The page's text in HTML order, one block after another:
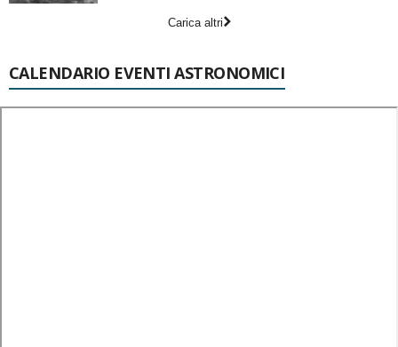
Carica altri
CALENDARIO EVENTI ASTRONOMICI